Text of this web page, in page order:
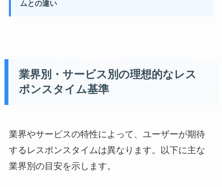
ムとの違い
業界別・サービス別の理想的なレス
ポンスタイム基準
業界やサービスの特性によって、ユーザーが期待
するレスポンスタイムは異なります。以下に主な
業界別の目安を示します。